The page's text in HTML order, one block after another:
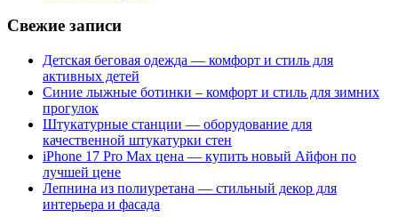
Свежие записи
Детская беговая одежда — комфорт и стиль для
активных детей
Синие лыжные ботинки – комфорт и стиль для зимних
прогулок
Штукатурные станции — оборудование для
качественной штукатурки стен
iPhone 17 Pro Max цена — купить новый Айфон по
лучшей цене
Лепнина из полиуретана — стильный декор для
интерьера и фасада